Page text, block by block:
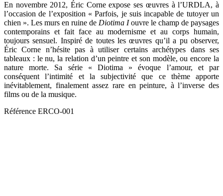
En novembre 2012, Éric Corne expose ses œuvres à l’URDLA, à
l’occasion de l’exposition «Parfois, je suis incapable de tutoyer un
chien ». Les murs en ruine de Diotima Iouvre le champ de paysages
contemporains et fait face au modernisme et au corps humain,
toujours sensuel. Inspiré de toutes les œuvres qu’il a pu observer,
Éric Corne n’hésite pas à utiliser certains archétypes dans ses
tableaux : le nu, la relation d’un peintre et son modèle, ou encore la
nature morte. Sa série « Diotima » évoque l’amour, et par
conséquent l’intimité et la subjectivité que ce thème apporte
inévitablement, finalement assez rare en peinture, à l’inverse des
films ou de la musique.
Référence ERCO-001